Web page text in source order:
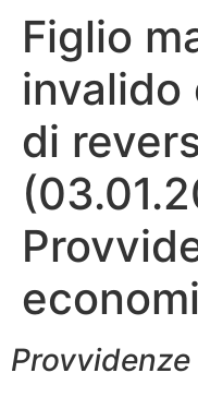
Figlio
invalido
di